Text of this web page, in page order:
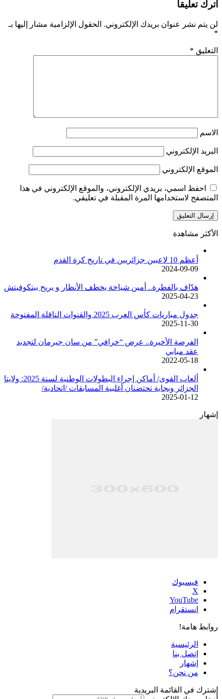
اترك تعليقاً
لن يتم نشر عنوان بريدك الإلكتروني. الحقول الإلزامية مشار إليها بـ
*
التعليق *
الاسم
البريد الإلكتروني
الموقع الإلكتروني
احفظ اسمي، بريدي الإلكتروني، والموقع الإلكتروني في هذا
المتصفح لاستخدامها المرة المقبلة في تعليقي.
الأكثر مشاهدة
أعظم 10 لاعبين جزائريين في تاريخ كرة القدم
2024-09-09
هدّاف بالفطرة.. أمين شياخة يخطف الأنظار و يريح بيتكوفيتش
2025-04-23
جدول مباريات كأس العرب 2025 والقنوات الناقلة المفتوحة
2025-11-30
الفرصة الأخيرة.. عرض “خرافي” من سان جيرمان لتجديد
عقد مبابي
2022-05-18
ألعاب القوى/ أماكن إجراء البطولات الوطنية لسنة 2025: ولايتا
الجزائر وبجاية تحتضنان أغلبية المسابقات /اتحادية/
2025-01-12
إشهار
فيسبوك
‫X
‫YouTube
انستقرام
روابط هامة!
الرئيسية
إتصل بنا
إشهار
من نحن؟
إشترك في القائمة البريدية